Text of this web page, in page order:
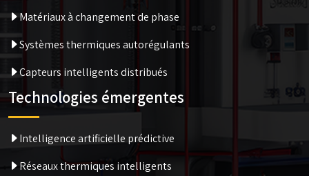
Matériaux à changement de phase
Systèmes thermiques autorégulants
Capteurs intelligents distribués
Technologies émergentes
Intelligence artificielle prédictive
Réseaux thermiques intelligents